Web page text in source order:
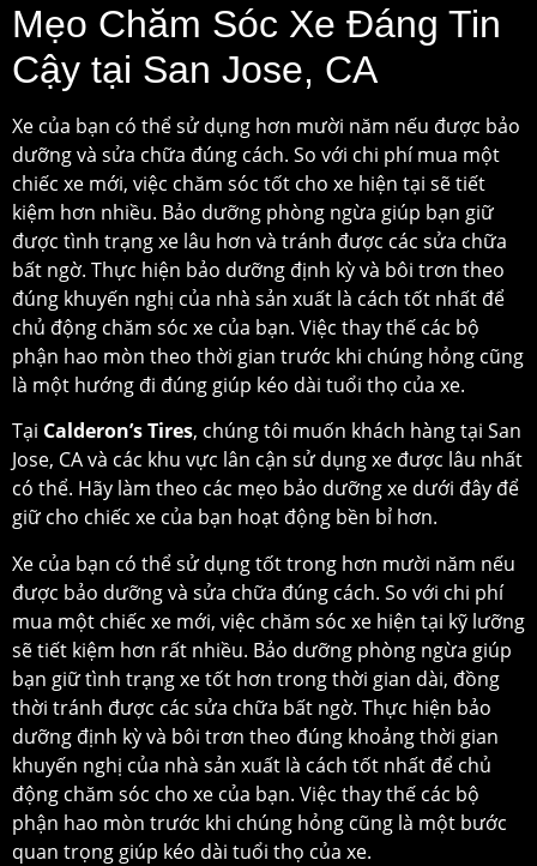
Mẹo Chăm Sóc Xe Đáng Tin
Cậy tại San Jose, CA
Xe của bạn có thể sử dụng hơn mười năm nếu được bảo
dưỡng và sửa chữa đúng cách. So với chi phí mua một
chiếc xe mới, việc chăm sóc tốt cho xe hiện tại sẽ tiết
kiệm hơn nhiều. Bảo dưỡng phòng ngừa giúp bạn giữ
được tình trạng xe lâu hơn và tránh được các sửa chữa
bất ngờ. Thực hiện bảo dưỡng định kỳ và bôi trơn theo
đúng khuyến nghị của nhà sản xuất là cách tốt nhất để
chủ động chăm sóc xe của bạn. Việc thay thế các bộ
phận hao mòn theo thời gian trước khi chúng hỏng cũng
là một hướng đi đúng giúp kéo dài tuổi thọ của xe.
Tại Calderon’s Tires, chúng tôi muốn khách hàng tại San
Jose, CA và các khu vực lân cận sử dụng xe được lâu nhất
có thể. Hãy làm theo các mẹo bảo dưỡng xe dưới đây để
giữ cho chiếc xe của bạn hoạt động bền bỉ hơn.
Xe của bạn có thể sử dụng tốt trong hơn mười năm nếu
được bảo dưỡng và sửa chữa đúng cách. So với chi phí
mua một chiếc xe mới, việc chăm sóc xe hiện tại kỹ lưỡng
sẽ tiết kiệm hơn rất nhiều. Bảo dưỡng phòng ngừa giúp
bạn giữ tình trạng xe tốt hơn trong thời gian dài, đồng
thời tránh được các sửa chữa bất ngờ. Thực hiện bảo
dưỡng định kỳ và bôi trơn theo đúng khoảng thời gian
khuyến nghị của nhà sản xuất là cách tốt nhất để chủ
động chăm sóc cho xe của bạn. Việc thay thế các bộ
phận hao mòn trước khi chúng hỏng cũng là một bước
quan trọng giúp kéo dài tuổi thọ của xe.